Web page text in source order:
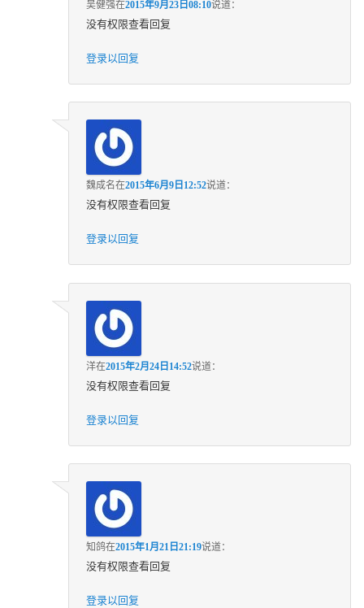
吴健强在2015年9月23日08:10说道：
没有权限查看回复
登录以回复
魏成名在2015年6月9日12:52说道：
没有权限查看回复
登录以回复
洋在2015年2月24日14:52说道：
没有权限查看回复
登录以回复
知鸽在2015年1月21日21:19说道：
没有权限查看回复
登录以回复